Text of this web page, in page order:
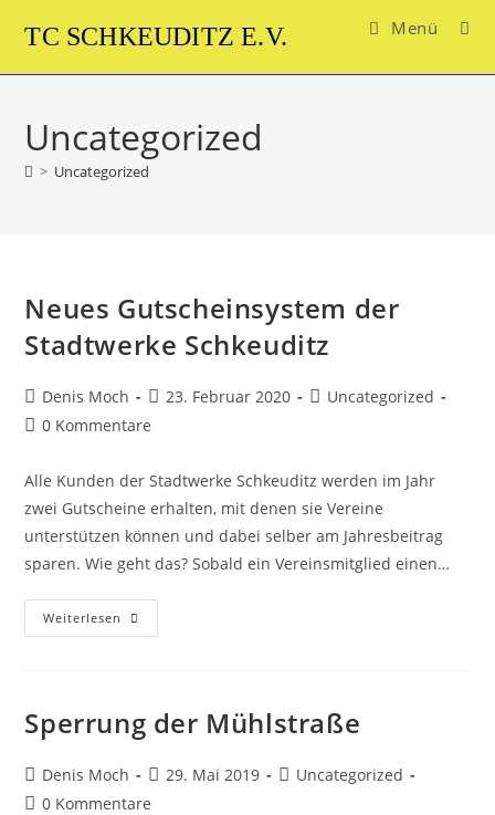
InhaltTC SCHKEUDITZ E.V. Menü
Uncategorized
> Uncategorized
Neues Gutscheinsystem der
Stadtwerke Schkeuditz
Beitrags-
Autor:
Denis Moch
Beitrag
veröffentlicht:
23. Februar 2020
Beitrags-
Uncategorized
Beitrags-
0 Kommentare
Alle Kunden der Stadtwerke Schkeuditz werden im Jahr
zwei Gutscheine erhalten, mit denen sie Vereine
unterstützen können und dabei selber am Jahresbeitrag
sparen. Wie geht das? Sobald ein Vereinsmitglied einen…
Weiterlesen Neues
Gutscheinsystem
Sperrung der Mühlstraße
Beitrags-
Autor:
Denis Moch
Beitrag
veröffentlicht:
29. Mai 2019
Beitrags-
Uncategorized
Beitrags-
0 Kommentare